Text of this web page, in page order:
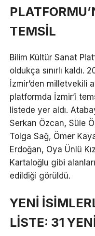
TEMSİL
Bilim Kültür Sanat
oldukça sınırlı kaldı.
İzmir’den milletvekili
platformda İzmir’i
listede yer aldı.
Serkan Özcan, Süle
Tolga Sağ, Ömer
Erdoğan, Oya Ünlü
Kartaloğlu gibi
edildiği görüldü.
YENİ
LİSTE: 31